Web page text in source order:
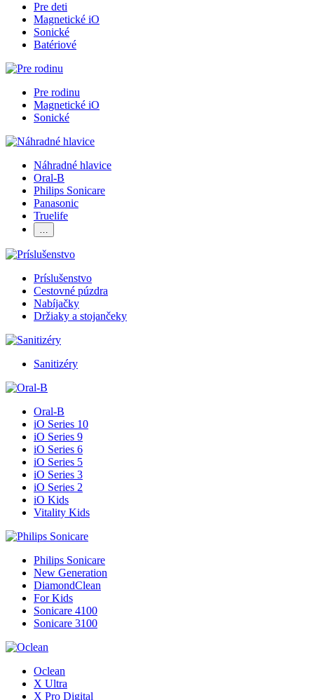
Pre deti
Magnetické iO
Sonické
Batériové
Pre rodinu
Magnetické iO
Sonické
Náhradné hlavice
Oral-B
Philips Sonicare
Panasonic
Truelife
…
Príslušenstvo
Cestovné púzdra
Nabíjačky
Držiaky a stojančeky
Sanitizéry
Oral-B
iO Series 10
iO Series 9
iO Series 6
iO Series 5
iO Series 3
iO Series 2
iO Kids
Vitality Kids
Philips Sonicare
New Generation
DiamondClean
For Kids
Sonicare 4100
Sonicare 3100
Oclean
X Ultra
X Pro Digital